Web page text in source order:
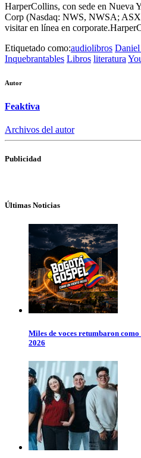
HarperCollins, con sede en Nueva
Corp (Nasdaq: NWS, NWSA;
visitar en línea en
Etiquetado como:audiolibros
Inquebrantables Libros literatura
Autor
Feaktiva
Archivos del autor
Publicidad
Últimas Noticias
Miles de voces retumbaron
2026